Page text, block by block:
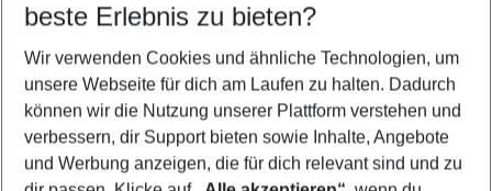
Quicklinks
Pauschalreisen Brasilien
Flug & Hotel Brasilien
beste Erlebnis zu bieten?
Wir verwenden Cookies und ähnliche Technologien, um
unsere Webseite für dich am Laufen zu halten. Dadurch
können wir die Nutzung unserer Plattform verstehen und
verbessern, dir Support bieten sowie Inhalte, Angebote
und Werbung anzeigen, die für dich relevant sind und zu